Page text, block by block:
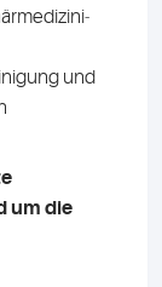
und
um die